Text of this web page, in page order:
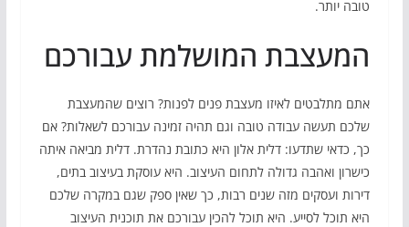
טובה יותר.
המעצבת המושלמת עבורכם
אתם מתלבטים לאיזו מעצבת פנים לפנות? רוצים שהמעצבת
שלכם תעשה עבודה טובה וגם תהיה זמינה עבורכם לשאלות? אם
כך, כדאי שתדעו: דלית אלון היא כתובת נהדרת. דלית מביאה איתה
כישרון ואהבה גדולה לתחום העיצוב. היא עוסקת בעיצוב בתים,
דירות ועסקים מזה שנים רבות, כך שאין ספק שגם במקרה שלכם
היא תוכל לסייע. היא תוכל להכין עבורכם את תוכנית העיצוב